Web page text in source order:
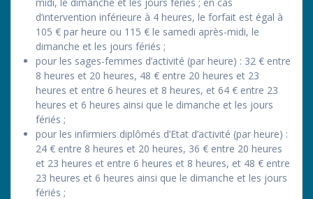
d’intervention inférieure à 4 heures, le forfait est égal à
105 € par heure ou 115 € le samedi après-midi, le
dimanche et les jours fériés ;
pour les sages-femmes d’activité (par heure) : 32 € entre
8 heures et 20 heures, 48 € entre 20 heures et 23
heures et entre 6 heures et 8 heures, et 64 € entre 23
heures et 6 heures ainsi que le dimanche et les jours
fériés ;
pour les infirmiers diplômés d’Etat d’activité (par heure) :
24 € entre 8 heures et 20 heures, 36 € entre 20 heures
et 23 heures et entre 6 heures et 8 heures, et 48 € entre
23 heures et 6 heures ainsi que le dimanche et les jours
fériés ;